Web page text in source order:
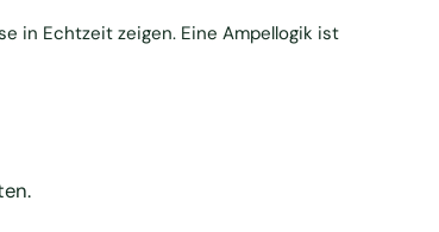
in Echtzeit zeigen. Eine Ampellogik ist